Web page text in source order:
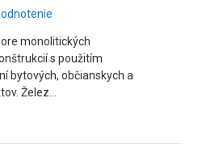
monolitických
s použitím
bytových, občianskych a
Želez...